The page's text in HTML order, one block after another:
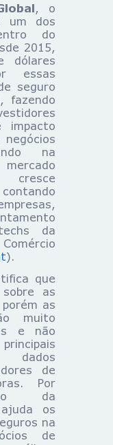
, o
um dos
do
2015,
dólares
essas
seguro
fazendo
impacto
na
da
).
que
as
as
muito
e não
dados
de
Por
da
os
na
de